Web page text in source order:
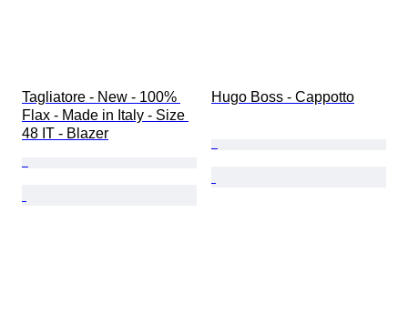
Tagliatore - New - 100%
Flax - Made in Italy - Size
48 IT - Blazer
Hugo Boss - Cappotto